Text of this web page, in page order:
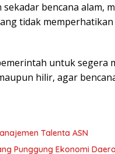
bencana alam,
tidak
untuk segera
hilir, agar
Talenta ASN
Punggung Ekonomi